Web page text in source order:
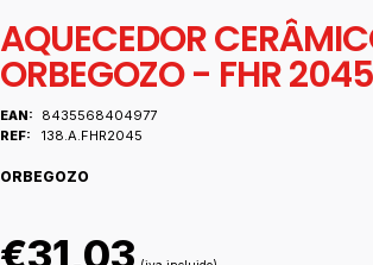
AQUECEDOR
ORBEGOZO - FHR 2045
EAN:
8435568404977
REF:
138.A.FHR2045
ORBEGOZO
€31,03